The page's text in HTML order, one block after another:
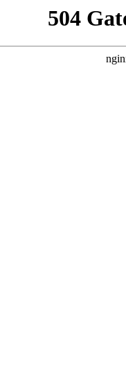
504